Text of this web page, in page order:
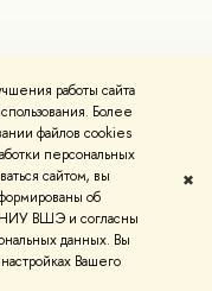
работы сайта
Более
файлов cookies
персональных
сайтом, вы
об
НИУ ВШЭ и согласны
данных. Вы
Вашего
✖
в НИУ ВШЭ